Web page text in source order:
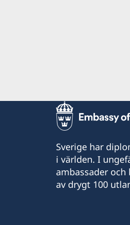
Sverige har
i världen. I
ambassader
av drygt 100